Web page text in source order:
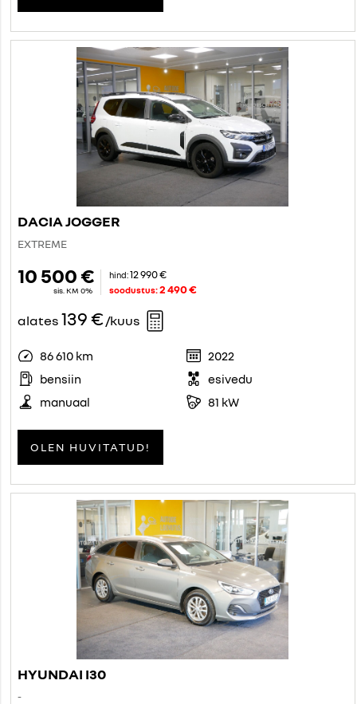
DACIA JOGGER
EXTREME
10 500 €
sis. KM 0%
hind: 12 990 €
soodustus:2 490 €
alates 139 €/kuus
86 610 km
2022
bensiin
esivedu
manuaal
81 kW
OLEN HUVITATUD!
HYUNDAI I30
-